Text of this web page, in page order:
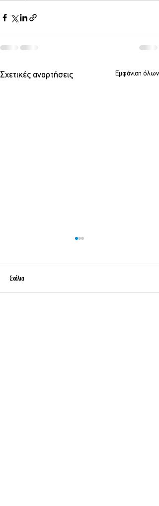
Σχετικές αναρτήσεις Εμφάνιση όλων
Σχόλια